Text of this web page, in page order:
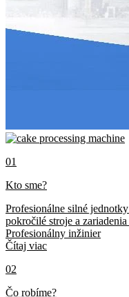
01
Kto sme?
Profesionálne silné
pokročilé stroje a
Profesionálny inžinier
Čítaj viac
02
Čo robíme?